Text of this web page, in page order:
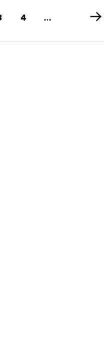
4 ...